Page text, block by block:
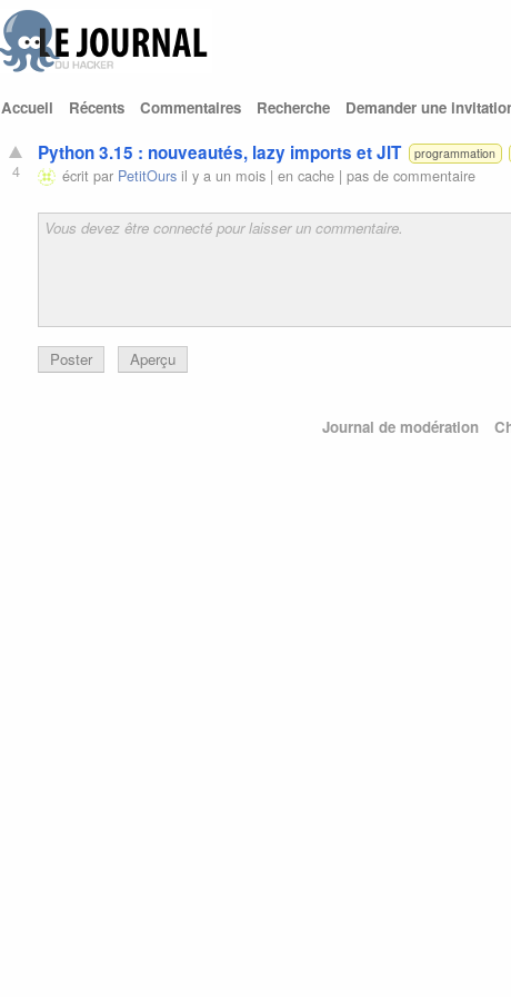
Accueil Récents Commentaires Recherche Demander une
4
Python 3.15 : nouveautés, lazy imports et JIT programmation
écrit par PetitOurs il y a un mois |en cache |pas de commentaire
Poster Aperçu
Journal de modération